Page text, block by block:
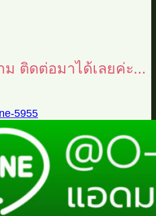
ติดต่อมาได้เลยค่ะ...